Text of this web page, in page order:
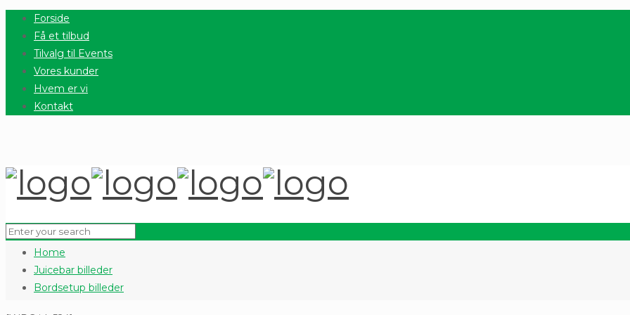
Forside
Få et tilbud
Tilvalg til Events
Vores kunder
Hvem er vi
Kontakt
Home
Juicebar billeder
Bordsetup billeder